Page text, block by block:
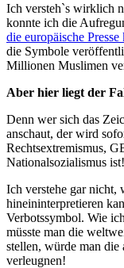
Ich versteh`s wirklich
konnte ich die
die europäische
die Symbole
Millionen Muslimen
Aber hier liegt der
Denn wer sich das
anschaut, der wird
Rechtsextremismus,
Nationalsozialismus ist!
Ich verstehe gar nicht,
hineininterpretieren
Verbotssymbol. Wie
müsste man die
stellen, würde man die
verleugnen!